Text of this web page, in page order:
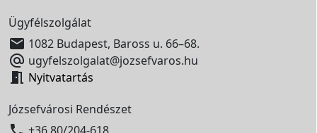
Ügyfélszolgálat
 1082 Budapest, Baross u. 66–68.
 ugyfelszolgalat@jozsefvaros.hu
 Nyitvatartás
Józsefvárosi Rendészet